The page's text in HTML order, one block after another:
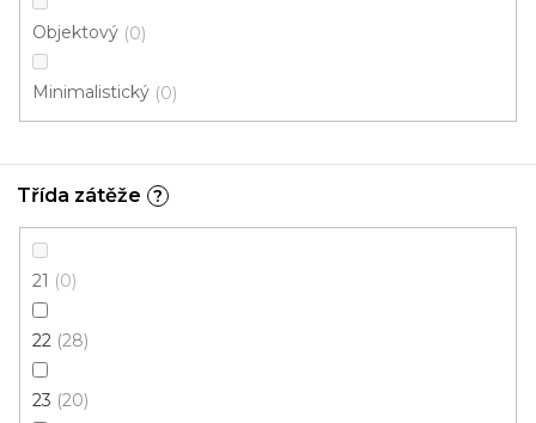
Objektový 0
Minimalistický 0
Třída zátěže ?
21 0
22 28
23 20
Koberec metráž RAMBO /tex 30
208 Kč
4 m